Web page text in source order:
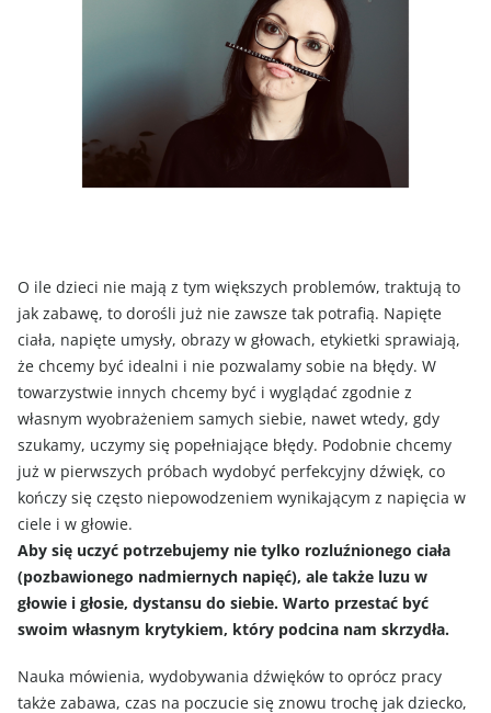
O ile dzieci nie mają z tym większych problemów, traktują to
jak zabawę, to dorośli już nie zawsze tak potrafią. Napięte
ciała, napięte umysły, obrazy w głowach, etykietki sprawiają,
że chcemy być idealni i nie pozwalamy sobie na błędy. W
towarzystwie innych chcemy być i wyglądać zgodnie z
własnym wyobrażeniem samych siebie, nawet wtedy, gdy
szukamy, uczymy się popełniające błędy. Podobnie chcemy
już w pierwszych próbach wydobyć perfekcyjny dźwięk, co
kończy się często niepowodzeniem wynikającym z napięcia w
ciele i w głowie.
Aby się uczyć potrzebujemy nie tylko rozluźnionego ciała
(pozbawionego nadmiernych napięć), ale także luzu w
głowie i głosie, dystansu do siebie. Warto przestać być
swoim własnym krytykiem, który podcina nam skrzydła.
Nauka mówienia, wydobywania dźwięków to oprócz pracy
także zabawa, czas na poczucie się znowu trochę jak dziecko,